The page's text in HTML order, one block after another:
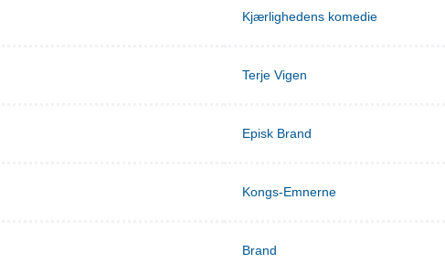
Kjærlighedens komedie
Terje Vigen
Episk Brand
Kongs-Emnerne
Brand